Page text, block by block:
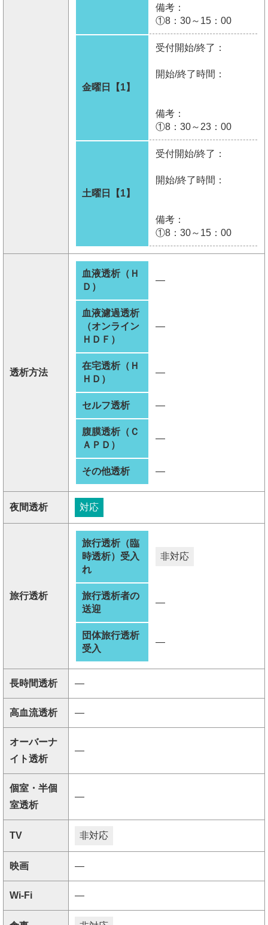
備考：
①8：30～15：00
金曜日【1】
受付開始/終了：
開始/終了時間：
備考：
①8：30～23：00
土曜日【1】
受付開始/終了：
開始/終了時間：
備考：
①8：30～15：00
透析方法
血液透析（Ｈ
Ｄ）
―
血液濾過透析
（オンライン
ＨＤＦ）
―
在宅透析（Ｈ
ＨＤ）
―
セルフ透析 ―
腹膜透析（Ｃ
ＡＰＤ）
―
その他透析 ―
夜間透析 対応
旅行透析
旅行透析（臨
時透析）受入
れ
非対応
旅行透析者の
送迎
―
団体旅行透析
受入
―
長時間透析 ―
高血流透析 ―
オーバーナ
イト透析
―
個室・半個
室透析
―
TV 非対応
映画 ―
Wi-Fi ―